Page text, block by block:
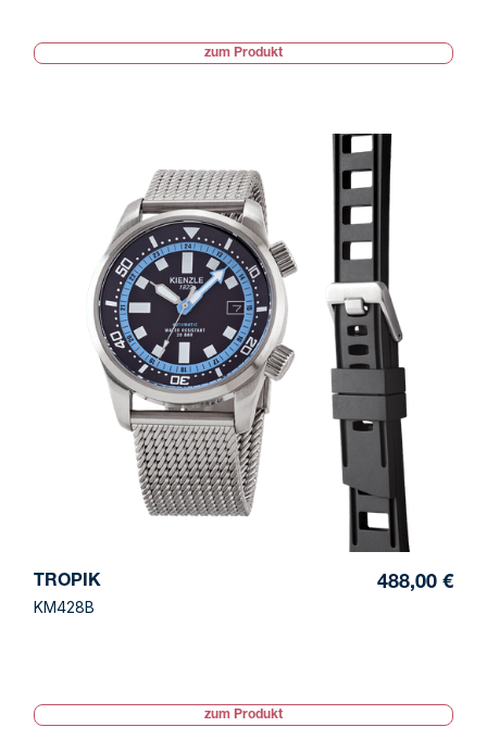
zum Produkt
TROPIK
KM428B
488,00 €
zum Produkt